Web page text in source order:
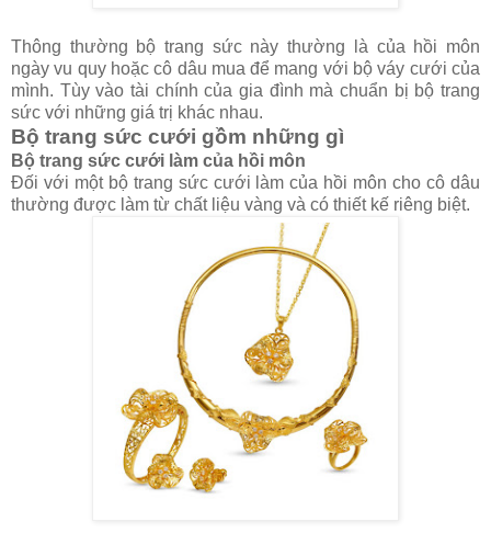
Thông thường bộ trang sức này thường là của hồi môn
ngày vu quy hoặc cô dâu mua để mang với bộ váy cưới của
mình. Tùy vào tài chính của gia đình mà chuẩn bị bộ trang
sức với những giá trị khác nhau.
Bộ trang sức cưới gồm những gì
Bộ trang sức cưới làm của hồi môn
Đối với một bộ trang sức cưới làm của hồi môn cho cô dâu
thường được làm từ chất liệu vàng và có thiết kế riêng biệt.